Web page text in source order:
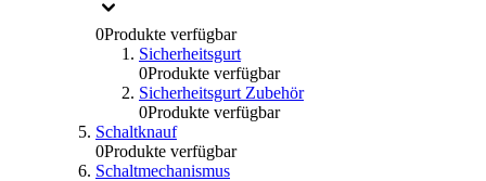
0Produkte verfügbar
Sicherheitsgurt
0Produkte verfügbar
Sicherheitsgurt Zubehör
0Produkte verfügbar
Schaltknauf
0Produkte verfügbar
Schaltmechanismus